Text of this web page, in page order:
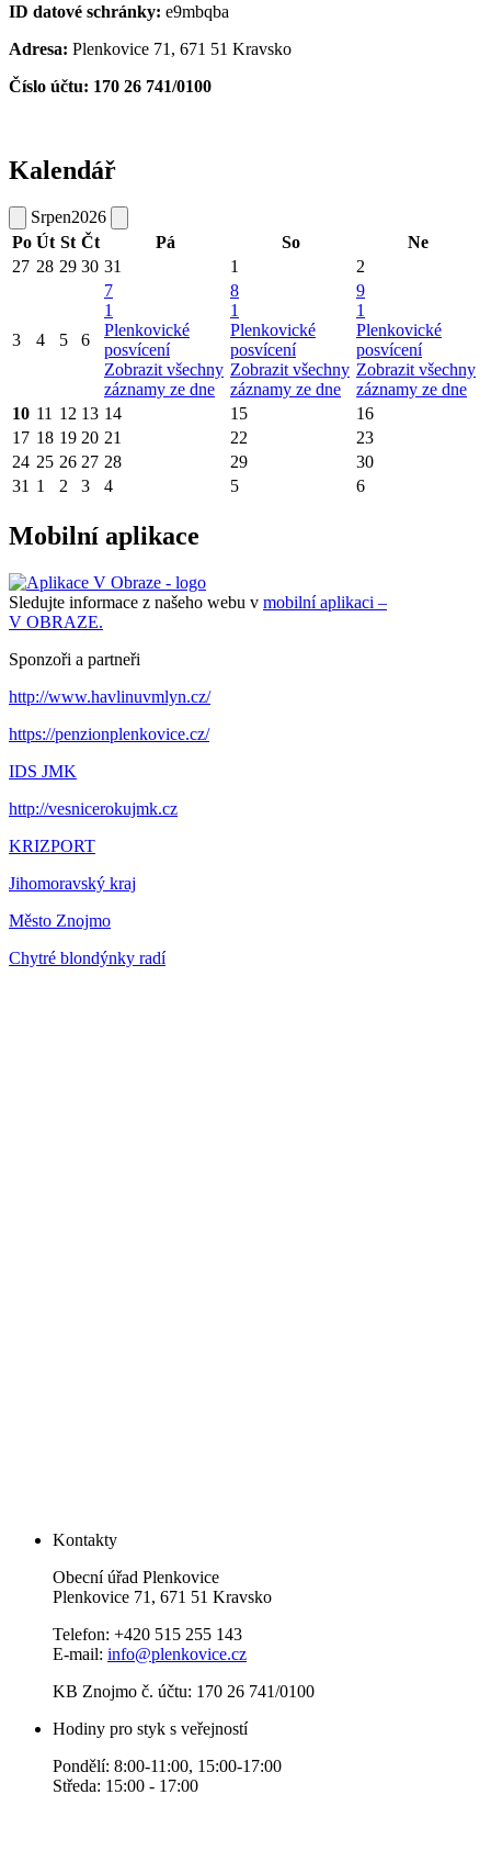
ID datové schránky: e9mbqba
Adresa: Plenkovice 71, 671 51 Kravsko
Číslo účtu: 170 26 741/0100
Kalendář
Srpen2026
Po Út St Čt Pá So
Ne
27 28 29 30 31 1 2
3 4 5 6
7
1
Plenkovické
posvícení
Zobrazit všechny
záznamy ze dne
8
1
Plenkovické
posvícení
Zobrazit všechny
záznamy ze dne
9
1
Plenkovické
posvícení
Zobrazit všechny
záznamy ze dne
10 11 12 13 14 15
16
17 18 19 20 21 22
23
24 25 26 27 28 29
30
31 1 2 3 4 5 6
Mobilní aplikace
Sledujte informace z našeho webu v mobilní aplikaci –
V OBRAZE.
Sponzoři a partneři
http://www.havlinuvmlyn.cz/
https://penzionplenkovice.cz/
IDS JMK
http://vesnicerokujmk.cz
KRIZPORT
Jihomoravský kraj
Město Znojmo
Chytré blondýnky radí
Kontakty
Obecní úřad Plenkovice
Plenkovice 71, 671 51 Kravsko
Telefon: +420 515 255 143
E-mail: info@plenkovice.cz
KB Znojmo č. účtu: 170 26 741/0100
Hodiny pro styk s veřejností
Pondělí: 8:00-11:00, 15:00-17:00
Středa: 15:00 - 17:00